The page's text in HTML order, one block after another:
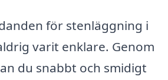
för stenläggning i
varit enklare. Genom
du snabbt och smidigt